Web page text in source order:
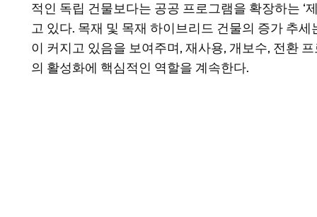
적인 독립 건물보다는 공공 프로그램을 확장하는 ‘
고 있다. 목재 및 목재 하이브리드 건물의 증가 추
이 커지고 있음을 보여주며, 재사용, 개보수, 전환
의 활성화에 핵심적인 역할을 계속한다.